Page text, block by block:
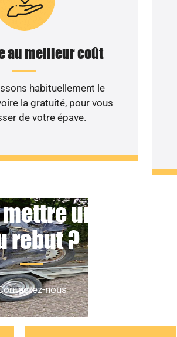
au meilleur coût
habituellement le
la gratuité, pour vous
de votre épave.
un
rebut ?
nous